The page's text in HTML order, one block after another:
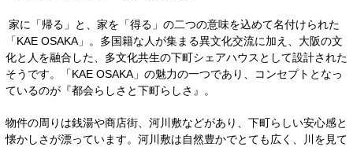
家に「帰る」と、家を「得る」の二つの意味を込めて名付けられた
「KAE OSAKA」。多国籍な人が集まる異文化交流に加え、大阪の文
化と人を融合した、多文化共生の下町シェアハウスとして設計された
そうです。「KAE OSAKA」の魅力の一つであり、コンセプトとなっ
ているのが『都会らしさと下町らしさ』。
物件の周りは銭湯や商店街、河川敷などがあり、下町らしい安心感と
懐かしさが漂っています。河川敷は自然豊かでとても広く、川を見て